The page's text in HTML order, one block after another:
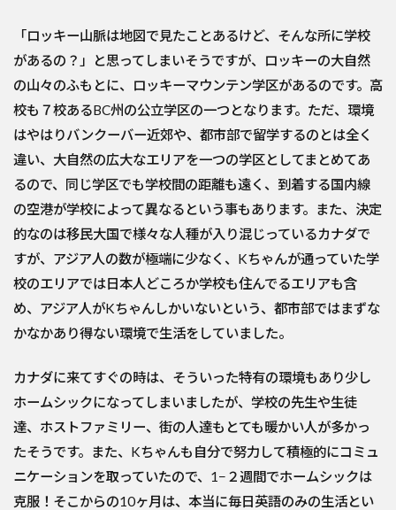
「ロッキー山脈は地図で見たことあるけど、そんな所に学校
があるの？」と思ってしまいそうですが、ロッキーの大自然
の山々のふもとに、ロッキーマウンテン学区があるのです。高
校も７校あるBC州の公立学区の一つとなります。ただ、環境
はやはりバンクーバー近郊や、都市部で留学するのとは全く
違い、大自然の広大なエリアを一つの学区としてまとめてあ
るので、同じ学区でも学校間の距離も遠く、到着する国内線
の空港が学校によって異なるという事もあります。また、決定
的なのは移民大国で様々な人種が入り混じっているカナダで
すが、アジア人の数が極端に少なく、Kちゃんが通っていた学
校のエリアでは日本人どころか学校も住んでるエリアも含
め、アジア人がKちゃんしかいないという、都市部ではまずな
かなかあり得ない環境で生活をしていました。
カナダに来てすぐの時は、そういった特有の環境もあり少し
ホームシックになってしまいましたが、学校の先生や生徒
達、ホストファミリー、街の人達もとても暖かい人が多かっ
たそうです。また、Kちゃんも自分で努力して積極的にコミュ
ニケーションを取っていたので、1−２週間でホームシックは
克服！そこからの10ヶ月は、本当に毎日英語のみの生活とい